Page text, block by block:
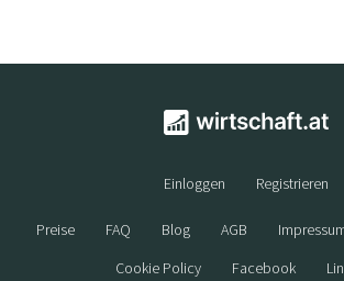
Einloggen Registrieren
Preise FAQ Blog AGB
Cookie Policy
Facebook